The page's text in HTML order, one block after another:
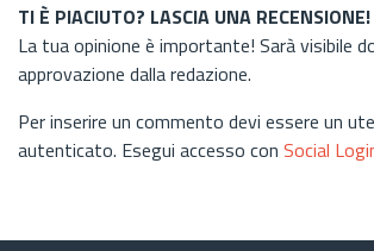
TI È PIACIUTO? LASCIA UNA RECENSIONE!
La tua opinione è importante! Sarà visibile
approvazione dalla redazione.
Per inserire un commento devi essere un
autenticato. Esegui accesso con Social